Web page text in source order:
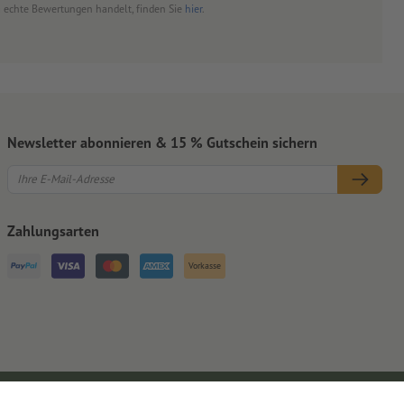
Bewertungen handelt, finden Sie hier.
Newsletter abonnieren & 15 % Gutschein sichern
Zahlungsarten
Vorkasse